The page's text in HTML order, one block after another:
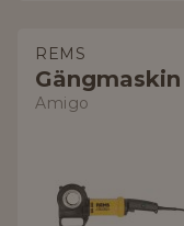
REMS
Gängmaskin
Amigo